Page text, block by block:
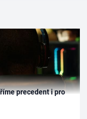
precedent i pro